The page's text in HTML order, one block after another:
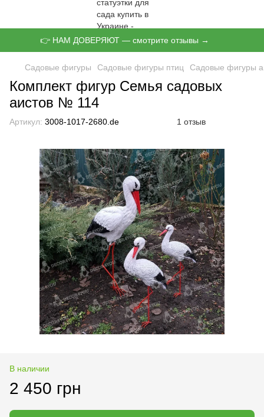
👉 НАМ ДОВЕРЯЮТ — смотрите отзывы →
Садовые фигуры Садовые фигуры птиц Садовые фигуры
Комплект фигур Семья садовых
аистов № 114
Артикул: 3008-1017-2680.de 1 отзыв
В наличии
2 450 грн